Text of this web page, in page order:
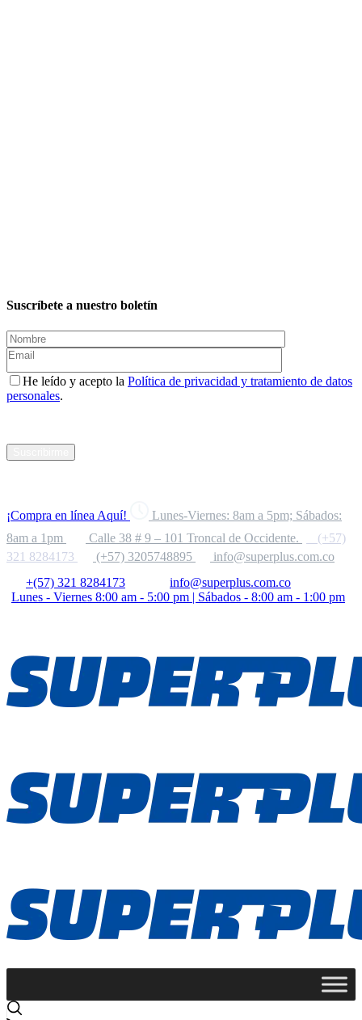
Suscríbete a nuestro boletín
He leído y acepto la Política de privacidad y tratamiento de datos
personales.
¡Compra en línea Aquí!
Lunes-Viernes: 8am a 5pm; Sábados:
8am a 1pm
Calle 38 # 9 – 101 Troncal de Occidente.
(+57)
321 8284173
(+57) 3205748895
info@superplus.com.co
+(57) 321 8284173
info@superplus.com.co
Lunes - Viernes 8:00 am - 5:00 pm | Sábados - 8:00 am - 1:00 pm